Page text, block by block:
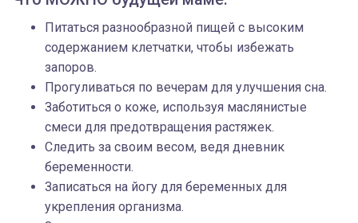
Питаться разнообразной пищей с высоким
содержанием клетчатки, чтобы избежать
запоров.
Прогуливаться по вечерам для улучшения сна.
Заботиться о коже, используя маслянистые
смеси для предотвращения растяжек.
Следить за своим весом, ведя дневник
беременности.
Записаться на йогу для беременных для
укрепления организма.